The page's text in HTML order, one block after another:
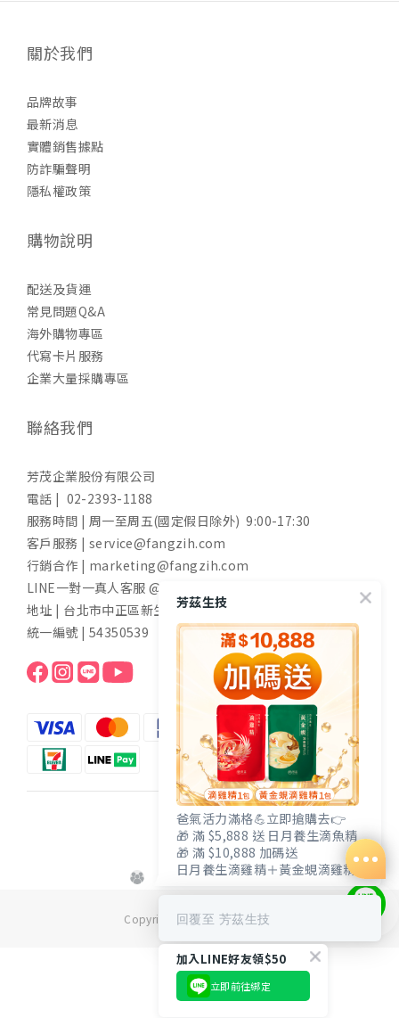
立即購買
關於我們
品牌故事
最新消息
實體銷售據點
防詐騙聲明
隱私權政策
購物說明
配送及貨運
常見問題Q&A
海外購物專區
代寫卡片服務
企業大量採購專區
聯絡我們
芳茂企業股份有限公司
電話 | 02-2393-1188
服務時間 | 周一至周五(國定假日除外) 9:00-17:30
客戶服務 | service@fangzih.com
行銷合作 | marketing@fangzih.com
LINE一對一真人客服 @funs
地址 | 台北市中正區新生南路一段50號11樓
統一編號 | 54350539
TWD
Copyright© [2020][芳茲生技]
芳茲生技
爸氣活力滿格💪立即搶購去👉
🎁 滿 $5,888 送 日月養生滴魚精
🎁 滿 $10,888 加碼送
日月養生滴雞精＋黃金蜆滴雞精
回覆至 芳茲生技
加入LINE好友領$50
立即前往綁定